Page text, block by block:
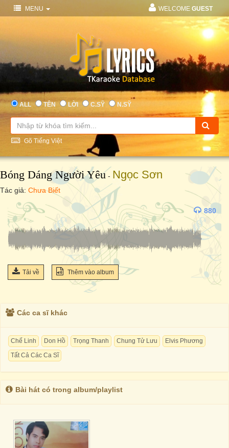
MENU WELCOME GUEST
ALL TÊN LỜI C.SỸ N.SỸ
Gõ Tiếng Việt
Bóng Dáng Người Yêu - Ngọc Sơn
Tác giả: Chưa Biết
880
Tải về Thêm vào album
Các ca sĩ khác
Chế Linh Don Hồ Trọng Thanh Chung Tử Lưu
Elvis Phương
Tất Cả Các Ca Sĩ
Bài hát có trong album/playlist